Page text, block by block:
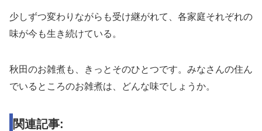
少しずつ変わりながらも受け継がれて、各家庭それぞれの
味が今も生き続けている。
秋田のお雑煮も、きっとそのひとつです。みなさんの住ん
でいるところのお雑煮は、どんな味でしょうか。
関連記事: